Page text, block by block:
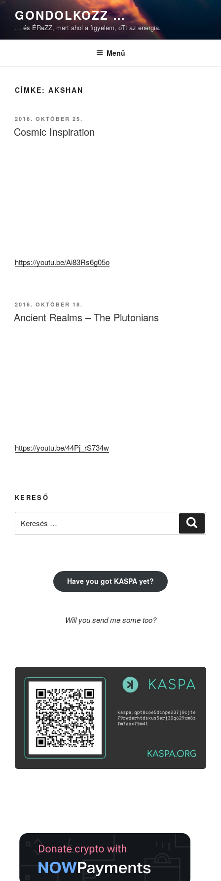
Tartalomhoz
GONDOLKOZZ …
… és ÉReZZ, mert ahol a figyelem, oTt az energia.
Menü
CÍMKE: AKSHAN
BEKÜLDVE:
2016. OKTÓBER 25.
Cosmic Inspiration
https://youtu.be/Ai83Rs6g05o
BEKÜLDVE:
2016. OKTÓBER 18.
Ancient Realms – The Plutonians
https://youtu.be/44Pj_rS734w
KERESŐ
Have you got KASPA yet?
Will you send me some too?